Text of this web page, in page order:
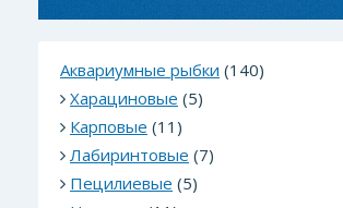
Аквариумные рыбки (140)
Харациновые (5)
Карповые (11)
Лабиринтовые (7)
Пецилиевые (5)